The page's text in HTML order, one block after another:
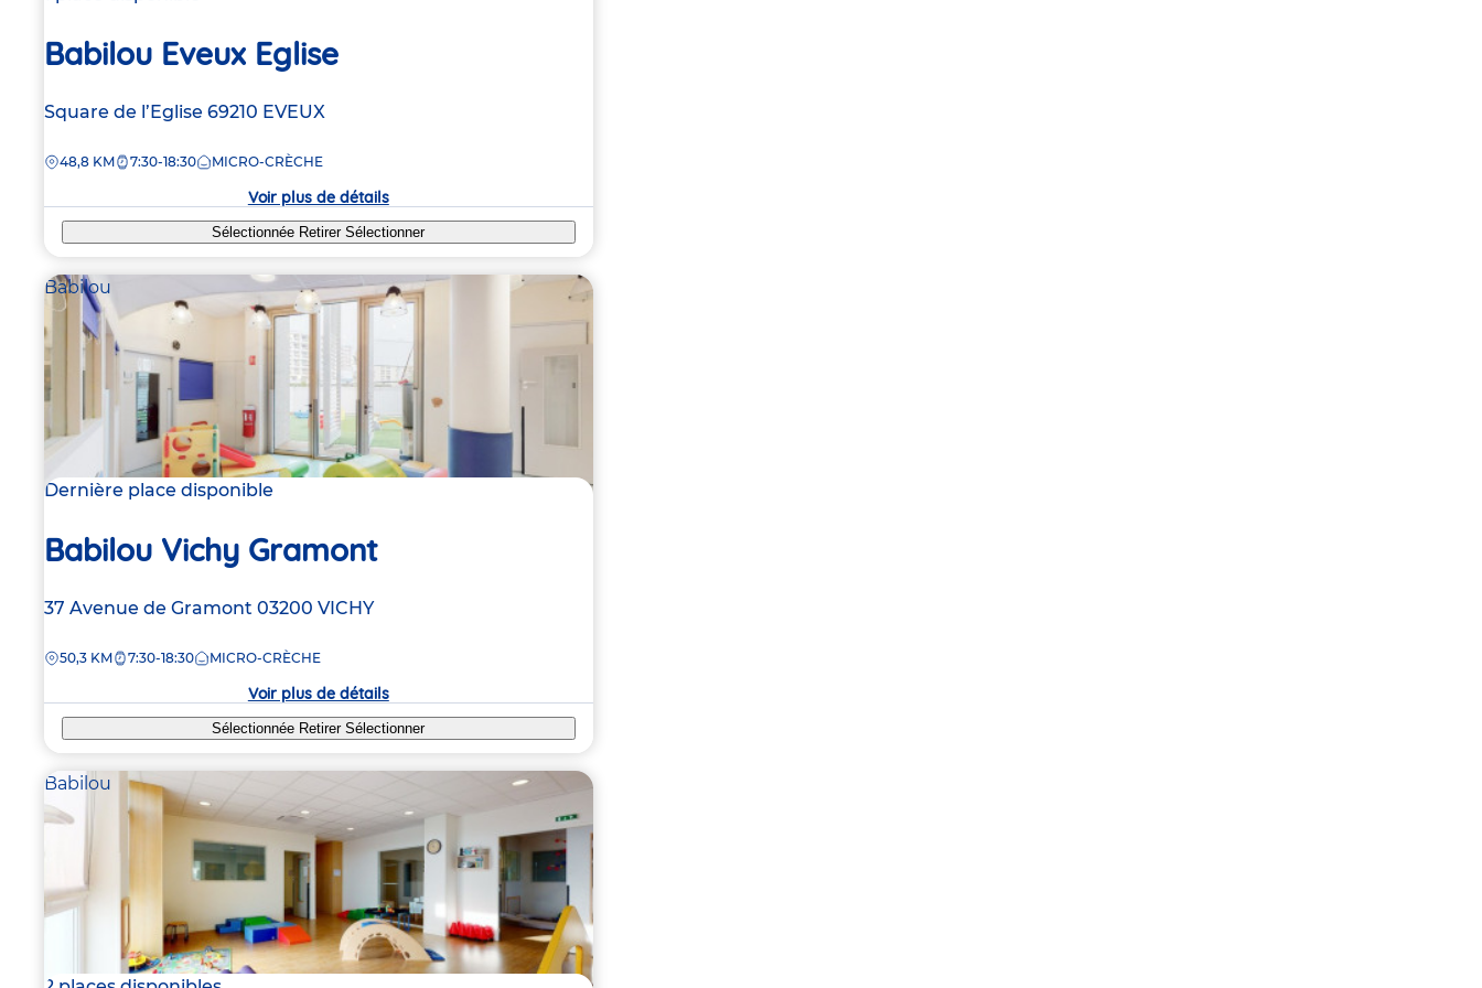
Babilou Eveux Eglise
Adresse
la
Square de l’Eglise 69210 EVEUX
DISTANCE
48,8 KM 7:30-18:30 MICRO-CRÈCHE
Voir plus de détails
Sélectionnée RetirerSélectionner
Babilou
Dernière place disponible
Babilou Vichy Gramont
Adresse
la
37 Avenue de Gramont 03200 VICHY
DISTANCE
50,3 KM 7:30-18:30 MICRO-CRÈCHE
Voir plus de détails
Sélectionnée RetirerSélectionner
Babilou